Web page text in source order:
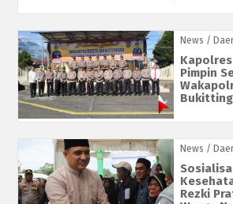
News /
Pimpin
News /
Rezki